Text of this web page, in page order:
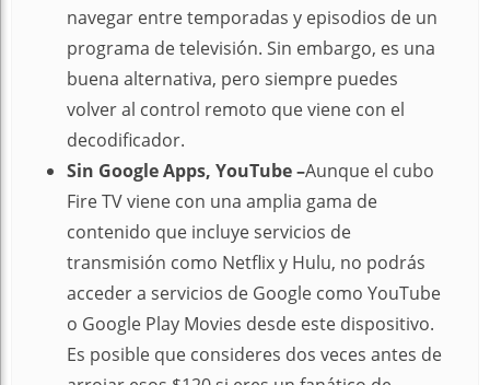
navegar entre temporadas y episodios de un
programa de televisión. Sin embargo, es una
buena alternativa, pero siempre puedes
volver al control remoto que viene con el
decodificador.
Sin Google Apps, YouTube –Aunque el cubo
Fire TV viene con una amplia gama de
contenido que incluye servicios de
transmisión como Netflix y Hulu, no podrás
acceder a servicios de Google como YouTube
o Google Play Movies desde este dispositivo.
Es posible que consideres dos veces antes de